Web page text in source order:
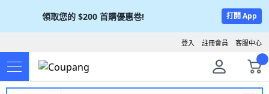
領取您的 $200 首購優惠卷! 打開 App
客服中心
註冊會員
登入